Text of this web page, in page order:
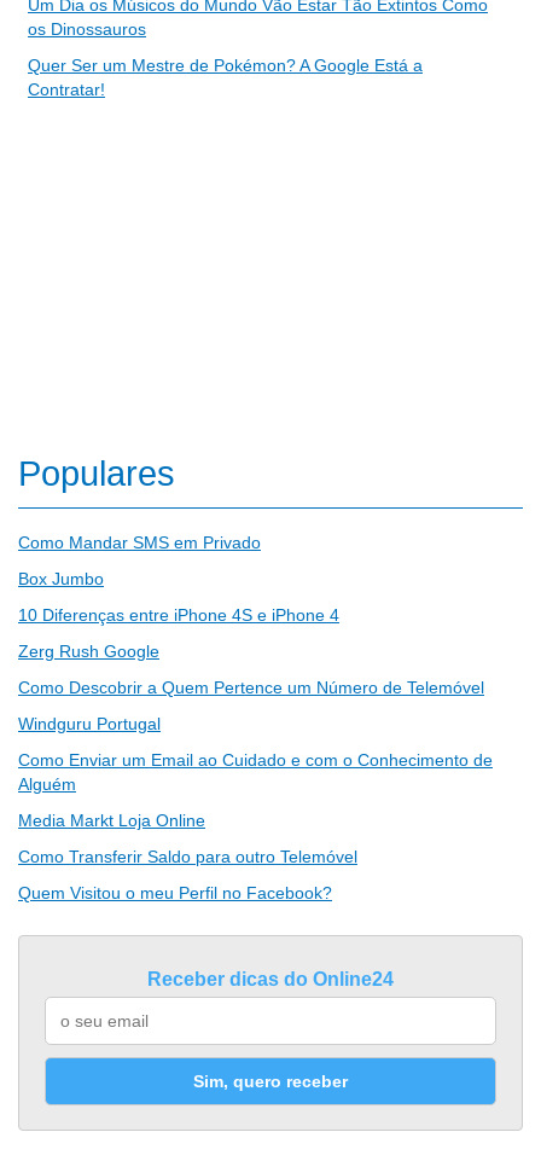
Um Dia os Músicos do Mundo Vão Estar Tão Extintos Como
os Dinossauros
Quer Ser um Mestre de Pokémon? A Google Está a
Contratar!
Populares
Como Mandar SMS em Privado
Box Jumbo
10 Diferenças entre iPhone 4S e iPhone 4
Zerg Rush Google
Como Descobrir a Quem Pertence um Número de Telemóvel
Windguru Portugal
Como Enviar um Email ao Cuidado e com o Conhecimento de
Alguém
Media Markt Loja Online
Como Transferir Saldo para outro Telemóvel
Quem Visitou o meu Perfil no Facebook?
Receber dicas do Online24
Sim, quero receber